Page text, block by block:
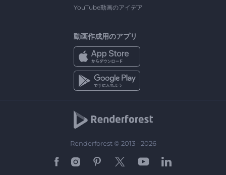
YouTube動画のアイデア
動画作成用のアプリ
Renderforest © 2013 - 2026